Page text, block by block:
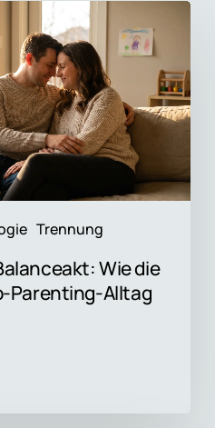
Trennung
Wie die
Parenting-Alltag